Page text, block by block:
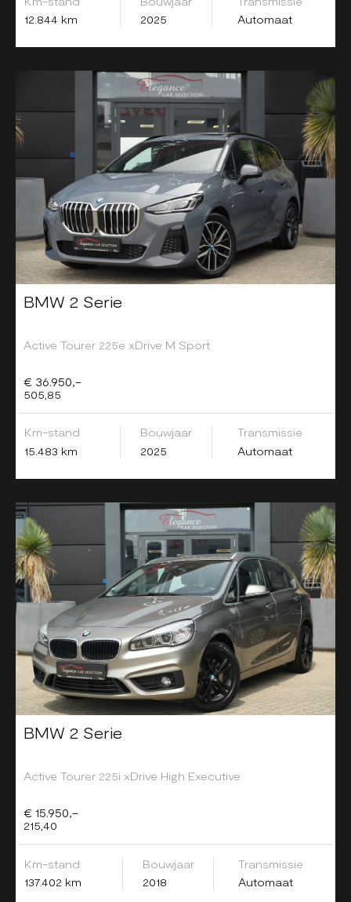
12.844 km
2025
Automaat
BMW 2 Serie
Active Tourer 225e xDrive M Sport
€ 36.950,-
505,85
Km-stand
15.483 km
Bouwjaar
2025
Transmissie
Automaat
BMW 2 Serie
Active Tourer 225i xDrive High Executive
€ 15.950,-
215,40
Km-stand
137.402 km
Bouwjaar
2018
Transmissie
Automaat